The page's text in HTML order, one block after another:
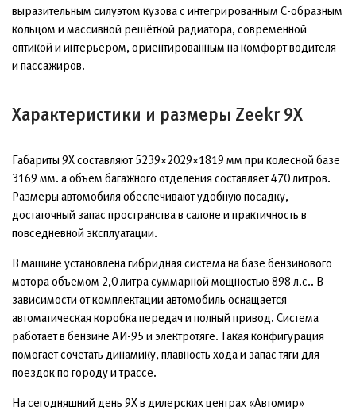
выразительным силуэтом кузова с интегрированным C-образным
кольцом и массивной решёткой радиатора, современной
оптикой и интерьером, ориентированным на комфорт водителя
и пассажиров.
Характеристики и размеры Zeekr 9X
Габариты 9X составляют 5239×2029×1819 мм при колесной базе
3169 мм. а объем багажного отделения составляет 470 литров.
Размеры автомобиля обеспечивают удобную посадку,
достаточный запас пространства в салоне и практичность в
повседневной эксплуатации.
В машине установлена гибридная система на базе бензинового
мотора объемом 2,0 литра суммарной мощностью 898 л.с.. В
зависимости от комплектации автомобиль оснащается
автоматическая коробка передач и полный привод. Система
работает в бензине АИ-95 и электротяге. Такая конфигурация
помогает сочетать динамику, плавность хода и запас тяги для
поездок по городу и трассе.
На сегодняшний день 9X в дилерских центрах «Автомир»